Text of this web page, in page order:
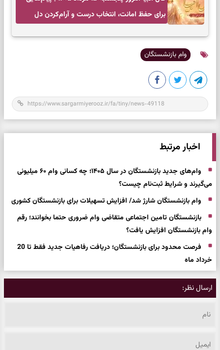
برای حفظ امانت، انتخاب درست و آرام‌کردن دل
وام بازنشستگان
اخبار مرتبط
وام‌های جدید بازنشستگان در سال ۱۴۰۵؛ چه کسانی وام ۶۰ میلیونی
می‌گیرند و شرایط ثبت‌نام چیست؟
وام بازنشستگان شارژ شد/ افزایش تسهیلات برای بازنشستگان کشوری
بازنشستگان تامین اجتماعی متقاضی وام ضروری حتما بخوانند؛ رقم
وام بازنشستگان افزایش یافت؟
فرصت محدود برای بازنشستگان؛ دریافت رفاهیات جدید فقط تا 20
خرداد ماه
ارسال نظر: